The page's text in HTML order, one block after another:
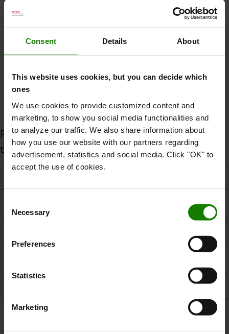
Consent Details About
This website uses cookies, but you can decide which
ones
We use cookies to provide customized content and
marketing, to show you social media functionalities and
to analyze our traffic. We also share information about
how you use our website with our partners regarding
advertisement, statistics and social media. Click "OK" to
accept the use of cookies.
Selection
Necessary
Preferences
Statistics
Marketing
menneskerettigheder’, ‘Etik’ og ‘Bæredygtigt Indkøb’.
LÆS MERE
Find svar på ofte stillede spørgsmål om brugte
trucks